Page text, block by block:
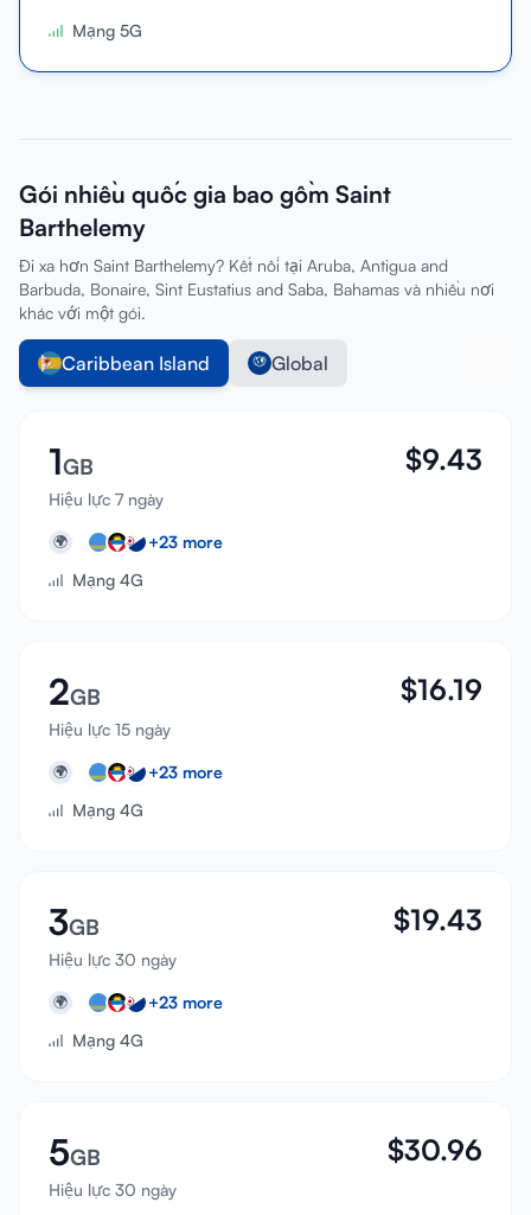
Mạng 5G
Gói nhiều quốc gia bao gồm Saint
Barthelemy
Đi xa hơn Saint Barthelemy? Kết nối tại Aruba, Antigua and
Barbuda, Bonaire, Sint Eustatius and Saba, Bahamas và nhiều nơi
khác với một gói.
Caribbean Island Global
1GB
Hiệu lực 7 ngày
$9.43
🌍 +23 more
Mạng 4G
2GB
Hiệu lực 15 ngày
$16.19
🌍 +23 more
Mạng 4G
3GB
Hiệu lực 30 ngày
$19.43
🌍 +23 more
Mạng 4G
5GB
Hiệu lực 30 ngày
$30.96